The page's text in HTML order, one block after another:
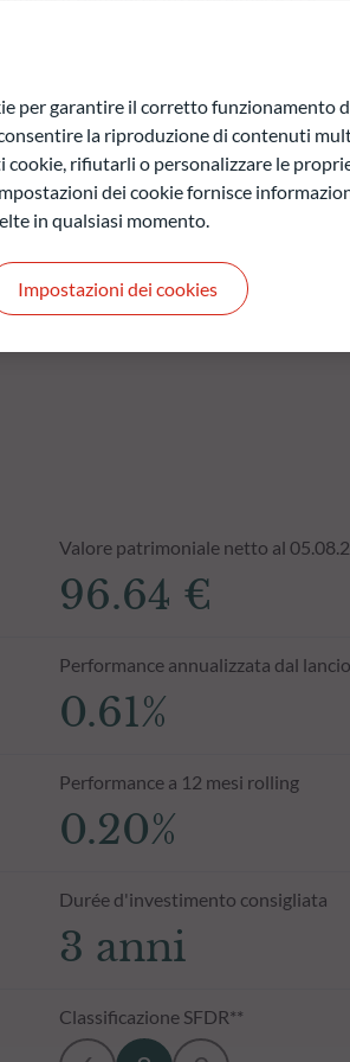
di tutti i settori. Non vi è alcun limite
finanziario che promuove
2088 del 27 novembre 2019 sulla
Il suo approccio ESG (Environmental
nel tempo.
Valore patrimoniale netto al
96.64 €
Performance annualizzata dal lancio
0.61%
Performance a 12 mesi rolling
0.20%
Durée d'investimento consigliata
3 anni
Classificazione SFDR**
per garantire il corretto funzionamento
la riproduzione di contenuti
rifiutarli o personalizzare le
dei cookie fornisce
in qualsiasi momento.
Impostazioni dei cookies